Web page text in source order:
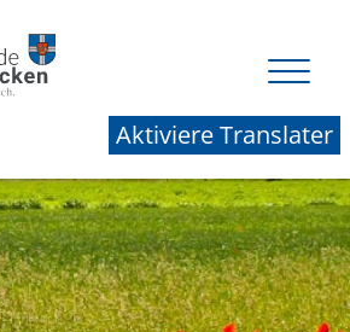
Aktiviere Translater